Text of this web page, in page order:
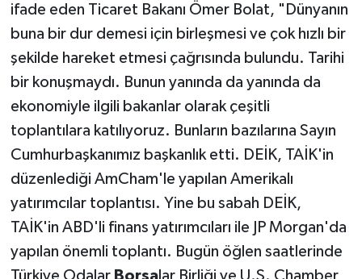
ifade eden Ticaret Bakanı Ömer Bolat, "Dünyanın
buna bir dur demesi için birleşmesi ve çok hızlı bir
şekilde hareket etmesi çağrısında bulundu. Tarihi
bir konuşmaydı. Bunun yanında da yanında da
ekonomiyle ilgili bakanlar olarak çeşitli
toplantılara katılıyoruz. Bunların bazılarına Sayın
Cumhurbaşkanımız başkanlık etti. DEİK, TAİK'in
düzenlediği AmCham'le yapılan Amerikalı
yatırımcılar toplantısı. Yine bu sabah DEİK,
TAİK'in ABD'li finans yatırımcıları ile JP Morgan'da
yapılan önemli toplantı. Bugün öğlen saatlerinde
Türkiye Odalar Borsalar Birliği ve U.S. Chamber